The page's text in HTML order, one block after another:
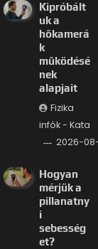
Kipróbált
uk a
hőkamerá
k
működésé
nek
alapjait
Fizika
infók - Kata
2026-
Hogyan
mérjük a
pillanatny
i
sebesség
et?